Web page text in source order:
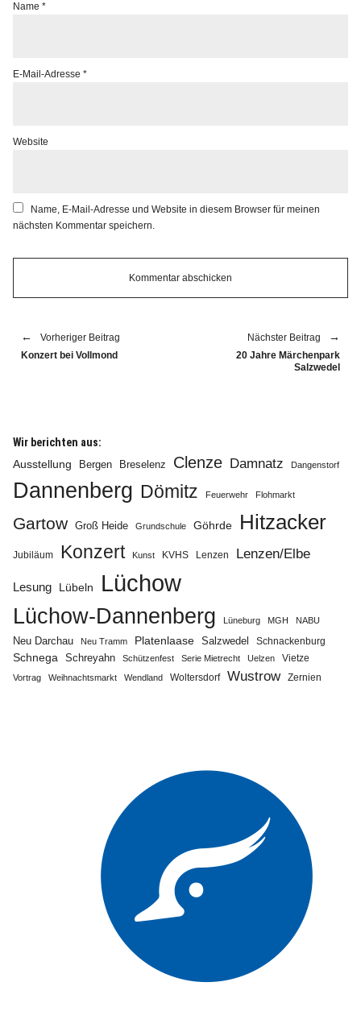
Name*
E-Mail-Adresse*
Website
Name, E-Mail-Adresse und Website in diesem Browser für meinen
nächsten Kommentar speichern.
Vorheriger Beitrag
Konzert bei Vollmond
Nächster Beitrag
20 Jahre Märchenpark
Salzwedel
Wir berichten aus:
Ausstellung
Bergen Breselenz Clenze Damnatz Dangenstorf
Dannenberg Dömitz Feuerwehr Flohmarkt
Gartow Groß Heide Grundschule Göhrde Hitzacker
Jubiläum Konzert Kunst KVHS Lenzen Lenzen/Elbe
Lesung Lübeln Lüchow
Lüchow-Dannenberg Lüneburg MGH NABU
Neu Darchau Neu Tramm Platenlaase Salzwedel Schnackenburg
Schnega Schreyahn Schützenfest Serie Mietrecht Uelzen Vietze
Vortrag Weihnachtsmarkt Wendland Woltersdorf Wustrow Zernien